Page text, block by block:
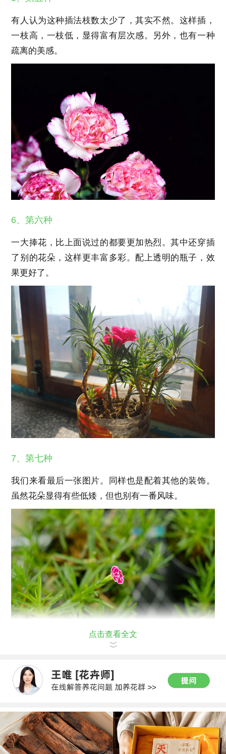
有人认为这种插法枝数太少了，其实不然。这样插，
一枝高，一枝低，显得富有层次感。另外，也有一种
疏离的美感。
6、第六种
一大捧花，比上面说过的都要更加热烈。其中还穿插
了别的花朵，这样更丰富多彩。配上透明的瓶子，效
果更好了。
7、第七种
我们来看最后一张图片。同样也是配着其他的装饰。
虽然花朵显得有些低矮，但也别有一番风味。
点击查看全文